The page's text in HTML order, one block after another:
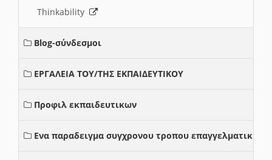
Thinkability
Blog-σύνδεσμοι
ΕΡΓΑΛΕΙΑ ΤΟΥ/ΤΗΣ ΕΚΠΑΙΔΕΥΤΙΚΟΥ
Προφιλ εκπαιδευτικων
Ενα παραδειγμα συγχρονου τροπου επαγγελματικης